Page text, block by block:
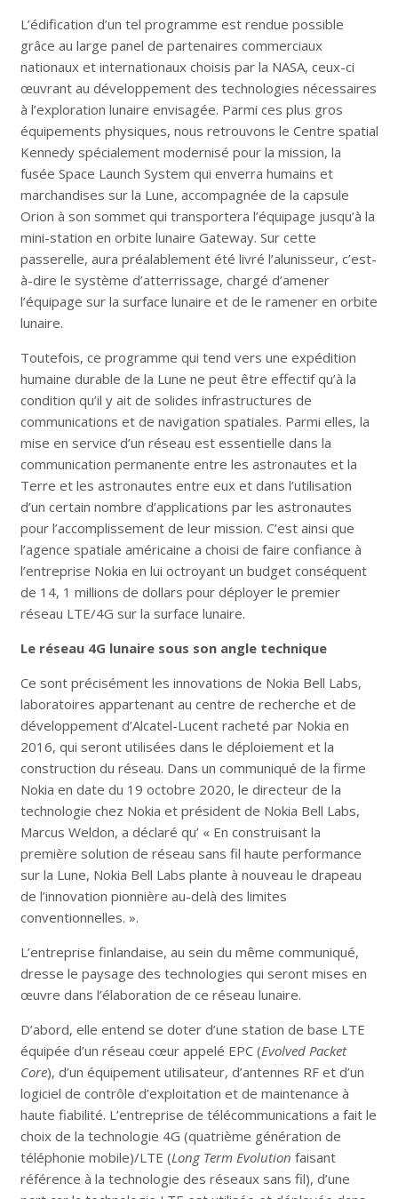
L’édification d’un tel programme est rendue possible
grâce au large panel de partenaires commerciaux
nationaux et internationaux choisis par la NASA, ceux-ci
œuvrant au développement des technologies nécessaires
à l’exploration lunaire envisagée. Parmi ces plus gros
équipements physiques, nous retrouvons le Centre spatial
Kennedy spécialement modernisé pour la mission, la
fusée Space Launch System qui enverra humains et
marchandises sur la Lune, accompagnée de la capsule
Orion à son sommet qui transportera l’équipage jusqu’à la
mini-station en orbite lunaire Gateway. Sur cette
passerelle, aura préalablement été livré l’alunisseur, c’est-
à-dire le système d’atterrissage, chargé d’amener
l’équipage sur la surface lunaire et de le ramener en orbite
lunaire.
Toutefois, ce programme qui tend vers une expédition
humaine durable de la Lune ne peut être effectif qu’à la
condition qu’il y ait de solides infrastructures de
communications et de navigation spatiales. Parmi elles, la
mise en service d’un réseau est essentielle dans la
communication permanente entre les astronautes et la
Terre et les astronautes entre eux et dans l’utilisation
d’un certain nombre d’applications par les astronautes
pour l’accomplissement de leur mission. C’est ainsi que
l’agence spatiale américaine a choisi de faire confiance à
l’entreprise Nokia en lui octroyant un budget conséquent
de 14, 1 millions de dollars pour déployer le premier
réseau LTE/4G sur la surface lunaire.
Le réseau 4G lunaire sous son angle technique
Ce sont précisément les innovations de Nokia Bell Labs,
laboratoires appartenant au centre de recherche et de
développement d’Alcatel-Lucent racheté par Nokia en
2016, qui seront utilisées dans le déploiement et la
construction du réseau. Dans un communiqué de la firme
Nokia en date du 19 octobre 2020, le directeur de la
technologie chez Nokia et président de Nokia Bell Labs,
Marcus Weldon, a déclaré qu’ « En construisant la
première solution de réseau sans fil haute performance
sur la Lune, Nokia Bell Labs plante à nouveau le drapeau
de l’innovation pionnière au-delà des limites
conventionnelles. ».
L’entreprise finlandaise, au sein du même communiqué,
dresse le paysage des technologies qui seront mises en
œuvre dans l’élaboration de ce réseau lunaire.
D’abord, elle entend se doter d’une station de base LTE
équipée d’un réseau cœur appelé EPC (Evolved Packet
Core), d’un équipement utilisateur, d’antennes RF et d’un
logiciel de contrôle d’exploitation et de maintenance à
haute fiabilité. L’entreprise de télécommunications a fait le
choix de la technologie 4G (quatrième génération de
téléphonie mobile)/LTE (Long Term Evolution faisant
référence à la technologie des réseaux sans fil), d’une